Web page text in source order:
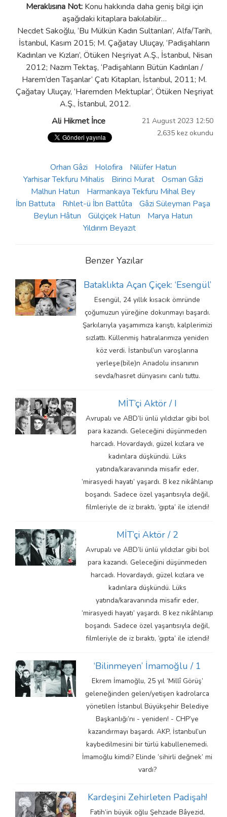
Meraklısına Not:Konu hakkında daha geniş bilgi için
aşağıdaki kitaplara bakılabilir…
Necdet Sakoğlu, ‘Bu Mülkün Kadın Sultanları’, Alfa/Tarih,
İstanbul, Kasım 2015; M. Çağatay Uluçay, ‘Padişahların
Kadınları ve Kızları’, Ötüken Neşriyat A.Ş., İstanbul, Nisan
2012; Nazım Tektaş, ‘Padişahların Bütün Kadınları /
Harem’den Taşanlar’ Çatı Kitapları, İstanbul, 2011; M.
Çağatay Uluçay, ‘Haremden Mektuplar’, Ötüken Neşriyat
A.Ş., İstanbul, 2012.
21 August 2023 12:50
2,635 kez okundu
Ali Hikmet İnce
Orhan Gâzi Holofira
Nilüfer Hatun
Yarhisar Tekfuru Mihalis
Birinci Murat
Osman Gâzi
Malhun Hatun
Harmankaya Tekfuru Mihal Bey
İbn Battuta
Rıhlet-ü İbn Battûta
Gâzi Süleyman Paşa
Beylun Hâtun
Gülçiçek Hatun
Marya Hatun
Yıldırım Beyazıt
Benzer Yazılar
Bataklıkta Açan Çiçek: ‘Esengül’
Esengül, 24 yıllık kısacık ömründe
çoğumuzun yüreğine dokunmayı başardı.
Şarkılarıyla yaşamımıza karıştı, kalplerimizi
sızlattı. Küllenmiş hatıralarımıza yeniden
köz verdi. İstanbul’un varoşlarına
yerleşe(bile)n Anadolu insanının
sevda/hasret dünyasını canlı tuttu.
MİT’çi Aktör / I
Avrupalı ve ABD’li ünlü yıldızlar gibi bol
para kazandı. Geleceğini düşünmeden
harcadı. Hovardaydı, güzel kızlara ve
kadınlara düşkündü. Lüks
yatında/karavanında misafir eder,
‘mirasyedi hayatı’ yaşardı. 8 kez nikâhlanıp
boşandı. Sadece özel yaşantısıyla değil,
filmleriyle de iz bıraktı, ‘gıpta’ ile izlendi!
MİT’çi Aktör / 2
Avrupalı ve ABD’li ünlü yıldızlar gibi bol
para kazandı. Geleceğini düşünmeden
harcadı. Hovardaydı, güzel kızlara ve
kadınlara düşkündü. Lüks
yatında/karavanında misafir eder,
‘mirasyedi hayatı’ yaşardı. 8 kez nikâhlanıp
boşandı. Sadece özel yaşantısıyla değil,
filmleriyle de iz bıraktı, ‘gıpta’ ile izlendi!
‘Bilinmeyen’ İmamoğlu / 1
Ekrem İmamoğlu, 25 yıl ‘Millî Görüş’
geleneğinden gelen/yetişen kadrolarca
yönetilen İstanbul Büyükşehir Belediye
Başkanlığı’nı - yeniden! - CHP’ye
kazandırmayı başardı. AKP, İstanbul’un
kaybedilmesini bir türlü kabullenemedi.
İmamoğlu kimdi? Elinde ‘sihirli değnek’ mi
vardı?
Kardeşini Zehirleten Padişah!
Fatih’in büyük oğlu Şehzade Bâyezid,